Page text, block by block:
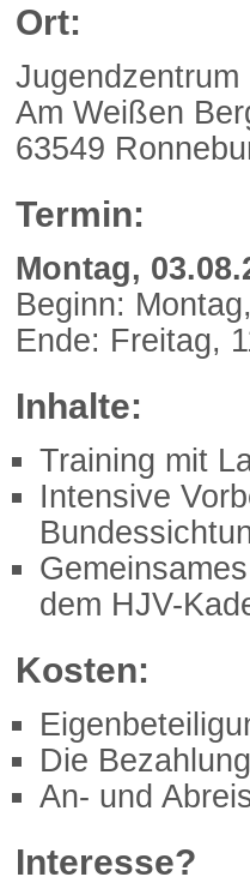
Ort:
Jugendzentrum
Am Weißen
63549
Termin:
Montag,
Beginn:
Ende: Freitag,
Inhalte:
Training mit
Intensive
dem HJV-
Kosten:
Die
An- und
Interesse?